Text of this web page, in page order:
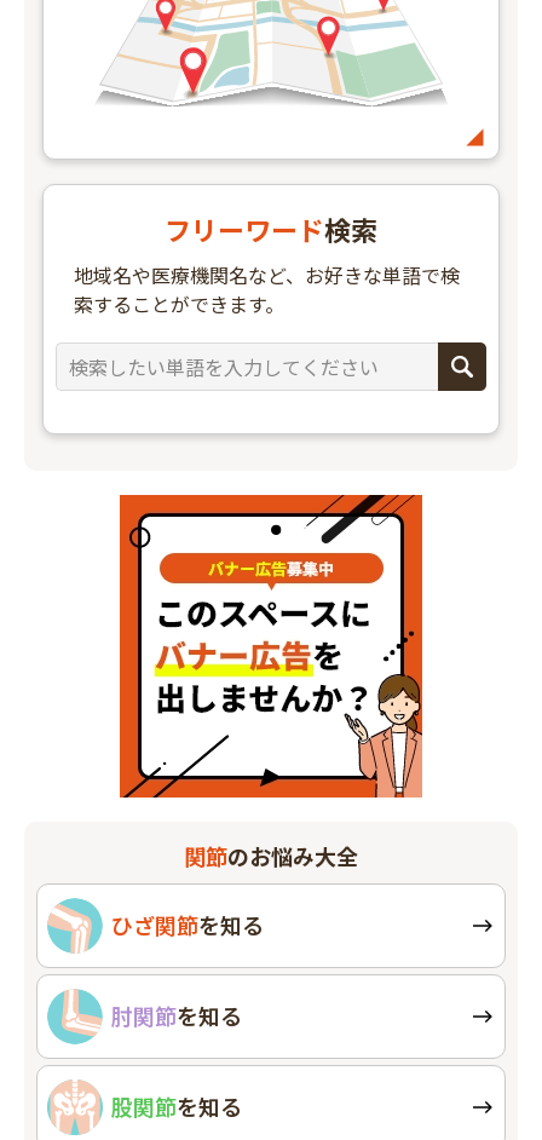
フリーワード検索
地域名や医療機関名など、お好きな単語で検
索することができます。
関節のお悩み大全
ひざ関節を知る
肘関節を知る
股関節を知る